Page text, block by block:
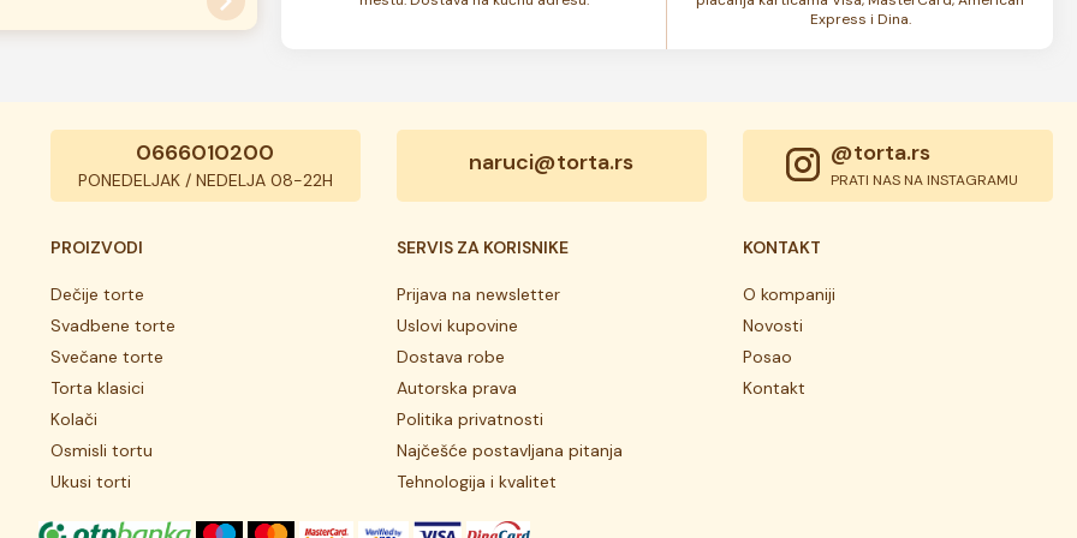
Express i Dina.
0666010200
PONEDELJAK / NEDELJA 08-22H
naruci@torta.rs @torta.rs
PRATI NAS NA INSTAGRAMU
PROIZVODI
Dečije torte
Svadbene torte
Svečane torte
Torta klasici
Kolači
Osmisli tortu
Ukusi torti
SERVIS ZA KORISNIKE
Prijava na newsletter
Uslovi kupovine
Dostava robe
Autorska prava
Politika privatnosti
Najčešće postavljana pitanja
Tehnologija i kvalitet
KONTAKT
O kompaniji
Novosti
Posao
Kontakt